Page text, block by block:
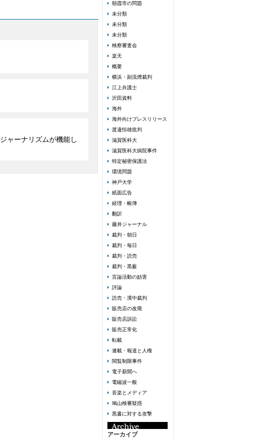
ャーナリズムが機能し
朝霞市の問題
未分類
未分類
未分類
検察審査会
楽天
概要
横浜・副流煙裁判
江上弁護士
沢田資料
海外
海外向けプレスリリース
渡邉恒雄批判
滋賀医科大
滋賀医科大病院事件
特定秘密保護法
環境問題
神戸大学
紙面広告
経理・帳簿
翻訳
藤井ジャーナル
裁判・朝日
裁判・毎日
裁判・読売
裁判・黒薮
言論活動の妨害
評論
読売・濱中裁判
販売店の改廃
販売店訴訟
販売正常化
転載
連載・報道と人権
閲覧制限事件
電子新聞へ
電磁波一般
音楽とメディア
鳩山検審疑惑
黒書に対する攻撃
アーカイブ